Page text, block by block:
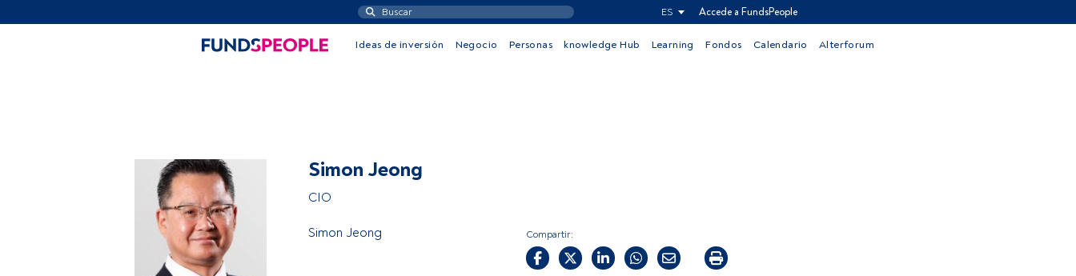
ES Accede a FundsPeople
Ideas de inversión Negocio Personas knowledge Hub Learning Fondos Calendario Alterforum
Simon Jeong
CIO
Simon Jeong Compartir: